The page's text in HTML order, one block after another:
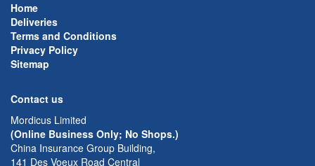
Home
Deliveries
Terms and Conditions
Privacy Policy
Sitemap
Contact us
Mordicus Limited
(Online Business Only; No Shops.)
China Insurance Group Building,
141 Des Voeux Road Central